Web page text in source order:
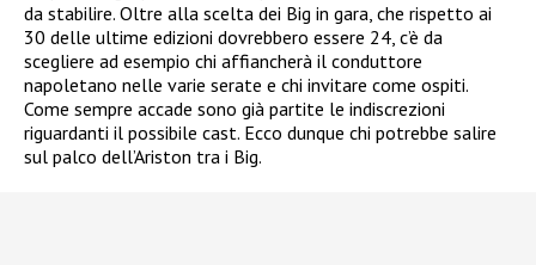
da stabilire. Oltre alla scelta dei Big in gara, che rispetto ai
30 delle ultime edizioni dovrebbero essere 24, c’è da
scegliere ad esempio chi affiancherà il conduttore
napoletano nelle varie serate e chi invitare come ospiti.
Come sempre accade sono già partite le indiscrezioni
riguardanti il possibile cast. Ecco dunque chi potrebbe salire
sul palco dell’Ariston tra i Big.